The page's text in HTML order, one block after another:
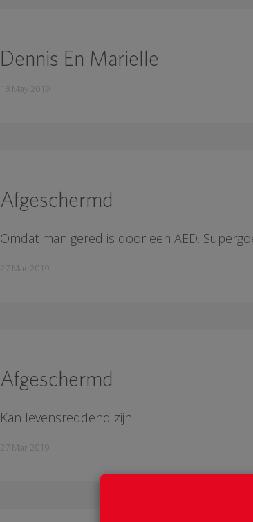
Dennis En Marielle
18 May 2019
Afgeschermd
Omdat man gered is door een AED.
27 Mar 2019
Afgeschermd
Kan levensreddend zijn!
27 Mar 2019